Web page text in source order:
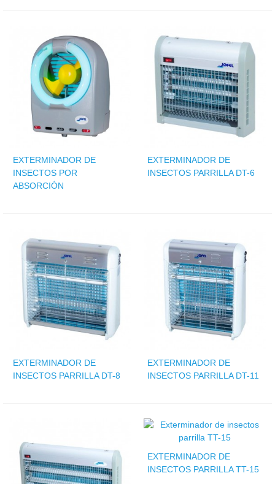
EXTERMINADOR DE
INSECTOS POR
ABSORCIÓN
EXTERMINADOR DE
INSECTOS PARRILLA DT-6
EXTERMINADOR DE
INSECTOS PARRILLA DT-8
EXTERMINADOR DE
INSECTOS PARRILLA DT-11
EXTERMINADOR DE
INSECTOS PARRILLA TT-15